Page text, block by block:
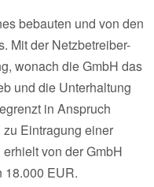
bebauten und von den
Mit der Netzbetreiber-
wonach die GmbH das
und die Unterhaltung
in Anspruch
Eintragung einer
von der GmbH
18.000 EUR.